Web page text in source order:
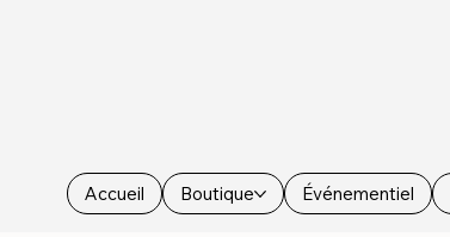
Accueil Boutique Événementiel